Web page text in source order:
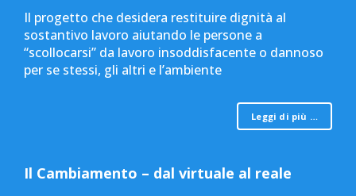
Il progetto che desidera restituire dignità al
sostantivo lavoro aiutando le persone a
“scollocarsi” da lavoro insoddisfacente o dannoso
per se stessi, gli altri e l’ambiente
Leggi di più …
Il Cambiamento – dal virtuale al reale